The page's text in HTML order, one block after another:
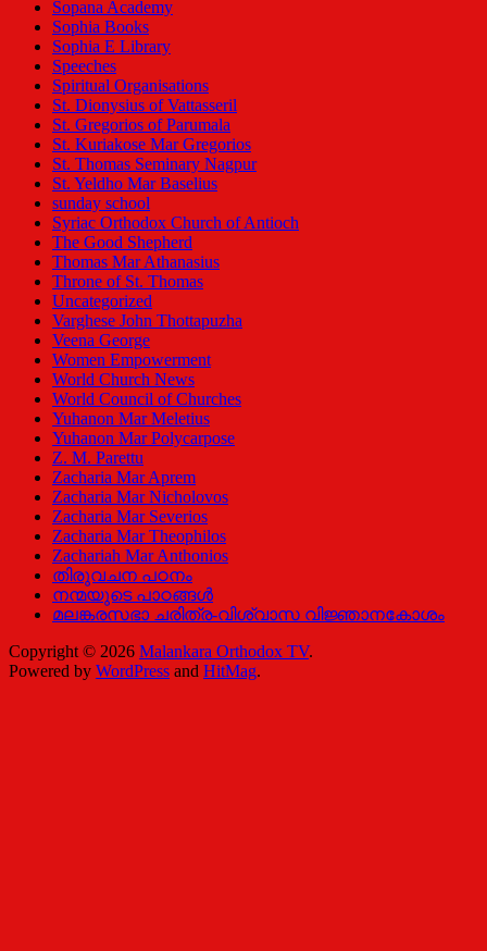
Sopana Academy
Sophia Books
Sophia E Library
Speeches
Spiritual Organisations
St. Dionysius of Vattasseril
St. Gregorios of Parumala
St. Kuriakose Mar Gregorios
St. Thomas Seminary Nagpur
St. Yeldho Mar Baselius
sunday school
Syriac Orthodox Church of Antioch
The Good Shepherd
Thomas Mar Athanasius
Throne of St. Thomas
Uncategorized
Varghese John Thottapuzha
Veena George
Women Empowerment
World Church News
World Council of Churches
Yuhanon Mar Meletius
Yuhanon Mar Polycarpose
Z. M. Parettu
Zacharia Mar Aprem
Zacharia Mar Nicholovos
Zacharia Mar Severios
Zacharia Mar Theophilos
Zachariah Mar Anthonios
തിരുവചന പഠനം
നന്മയുടെ പാഠങ്ങള്‍
മലങ്കരസഭാ ചരിത്ര-വിശ്വാസ വിജ്ഞാനകോശം
Copyright © 2026 Malankara Orthodox TV.
Powered by WordPress and HitMag.